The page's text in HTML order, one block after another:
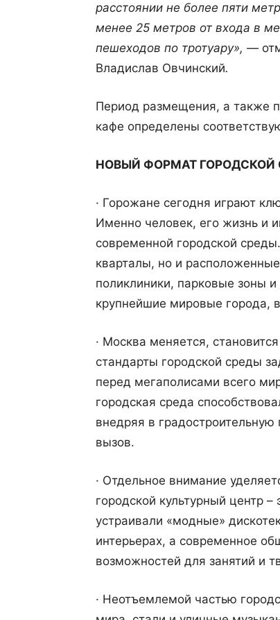
расстоянии не более пяти
менее 25 метров от входа в
пешеходов по тротуару», —
Владислав Овчинский.
Период размещения, а также
кафе определены
НОВЫЙ ФОРМАТ ГОРОДСКОЙ
· Горожане сегодня играют
Именно человек, его жизнь и
современной городской
кварталы, но и
поликлиники, парковые зоны
крупнейшие мировые города,
· Москва меняется,
стандарты городской среды
перед мегаполисами всего
городская среда
внедряя в
вызов.
· Отдельное внимание
городской культурный центр
устраивали «модные»
интерьерах, а современное
возможностей для занятий и
· Неотъемлемой частью